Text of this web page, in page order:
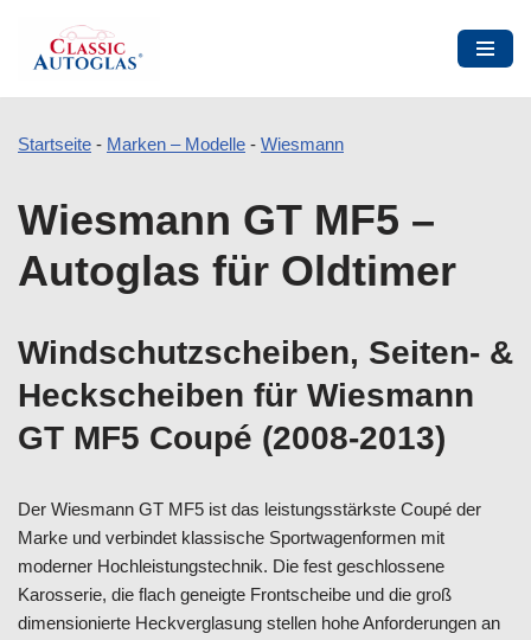
Inhalt
Startseite - Marken – Modelle - Wiesmann
Wiesmann GT MF5 –
Autoglas für Oldtimer
Windschutzscheiben, Seiten- &
Heckscheiben für Wiesmann
GT MF5 Coupé (2008-2013)
Der Wiesmann GT MF5 ist das leistungsstärkste Coupé der
Marke und verbindet klassische Sportwagenformen mit
moderner Hochleistungstechnik. Die fest geschlossene
Karosserie, die flach geneigte Frontscheibe und die groß
dimensionierte Heckverglasung stellen hohe Anforderungen an